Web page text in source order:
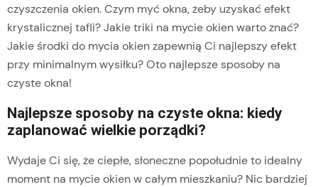
czyszczenia okien. Czym myć okna, żeby uzyskać efekt
krystalicznej tafli? Jakie triki na mycie okien warto znać?
Jakie środki do mycia okien zapewnią Ci najlepszy efekt
przy minimalnym wysiłku? Oto najlepsze sposoby na
czyste okna!
Najlepsze sposoby na czyste okna: kiedy
zaplanować wielkie porządki?
Wydaje Ci się, że ciepłe, słoneczne popołudnie to idealny
moment na mycie okien w całym mieszkaniu? Nic bardziej